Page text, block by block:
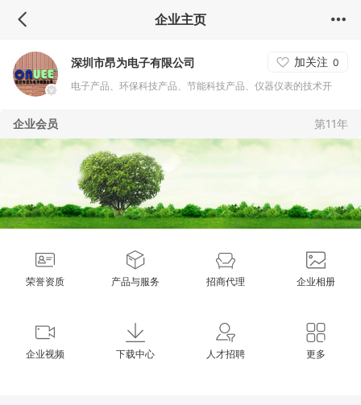
企业主页
深圳市昂为电子有限公司 加关注 0
电子产品、环保科技产品、节能科技产品、仪器仪表的技术开
仪表、电子产品及其配件、量具、五金工具的购销、安装及维护
(限上门安装维护),国内贸易;经营进出口业务(法律、行政法规、国
务院决定禁止的项目除外,限制的项目须取得许可后方可经营)。
企业会员 第11年
荣誉资质 产品与服务 招商代理 企业相册
企业视频 下载中心 人才招聘 更多